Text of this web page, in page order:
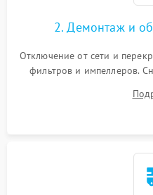
2. Демонтаж и
Отключение от сети и
фильтров и импеллеров.
циркуляционному